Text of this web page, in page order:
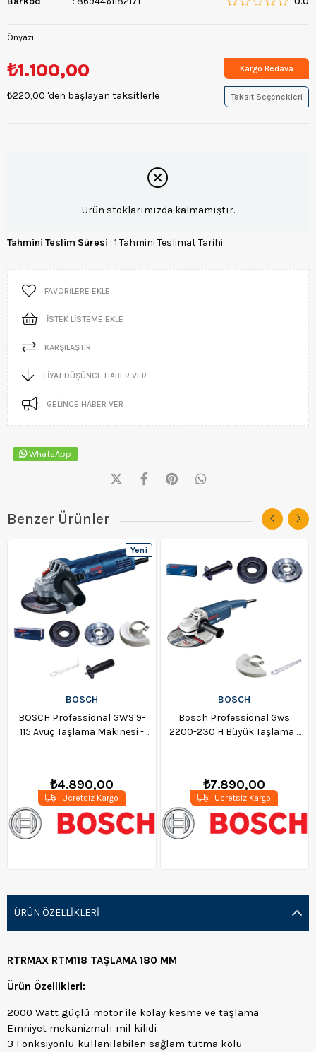
Önyazı
₺1.100,00
₺220,00 'den başlayan taksitlerle
Kargo Bedava
Taksit Seçenekleri
Ürün stoklarımızda kalmamıştır.
Tahmini Teslim Süresi : 1 Tahmini Teslimat Tarihi
FAVORILERE EKLE
İSTEK LISTEME EKLE
KARŞILAŞTIR
FIYAT DÜŞÜNCE HABER VER
GELINCE HABER VER
WhatsApp
Benzer Ürünler
BOSCH
BOSCH Professional GWS 9-
115 Avuç Taşlama Makinesi -
₺4.890,00
Ücretsiz Kargo
Yeni
Ürün
BOSCH
Bosch Professional Gws
2200-230 H Büyük Taşlama -
₺7.890,00
Ücretsiz Kargo
ÜRÜN ÖZELLIKLERI
RTRMAX RTM118 TAŞLAMA 180 MM
Ürün Özellikleri:
2000 Watt güçlü motor ile kolay kesme ve taşlama
Emniyet mekanizmalı mil kilidi
3 Fonksiyonlu kullanılabilen sağlam tutma kolu